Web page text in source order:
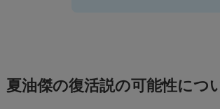
夏油傑の復活説の可能性につ